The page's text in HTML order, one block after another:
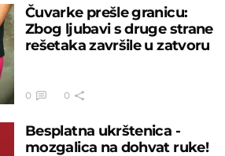
Čuvarke prešle granicu:
Zbog ljubavi s druge strane
rešetaka završile u zatvoru
0 0
Besplatna ukrštenica -
mozgalica na dohvat ruke!